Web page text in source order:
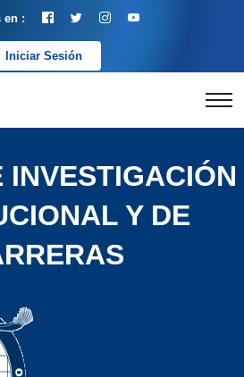
en :
Iniciar Sesión
INVESTIGACIÓN
Y DE